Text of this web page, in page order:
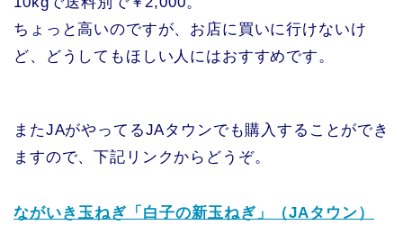
ちょっと高いのですが、お店に買いに行けないけ
ど、どうしてもほしい人にはおすすめです。
またJAがやってるJAタウンでも購入することができ
ますので、下記リンクからどうぞ。
ながいき玉ねぎ「白子の新玉ねぎ」（JAタウン）